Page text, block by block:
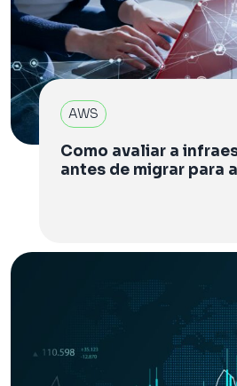
AWS
Como avaliar a
antes de migrar para